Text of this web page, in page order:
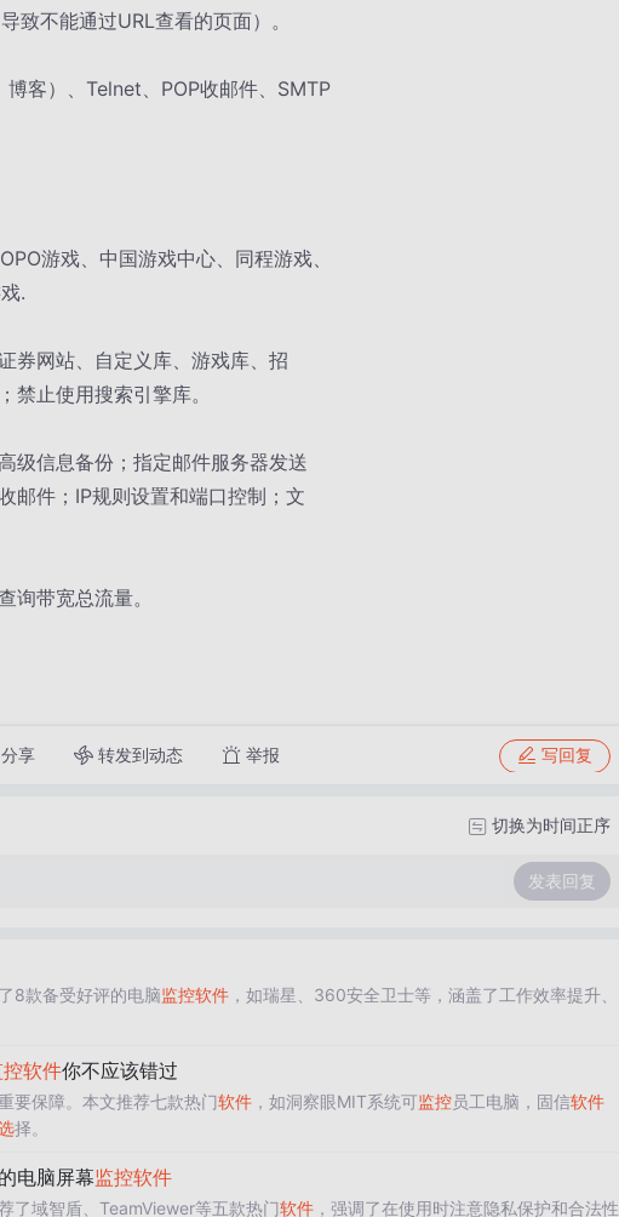
致不能通过URL查看的页面）。
客）、Telnet、POP收邮件、SMTP
游戏、中国游戏中心、同程游戏、
.
券网站、自定义库、游戏库、招
止使用搜索引擎库。
级信息备份；指定邮件服务器发送
邮件；IP规则设置和端口控制；文
询带宽总流量。
分享 转发到动态 举报 写回复
切换为时间正序
发表回复
8款备受好评的电脑监控软件，如瑞星、360安全卫士等，涵盖了工作效率提升、
软件你不应该错过
要保障。本文推荐七款热门软件，如洞察眼MIT系统可监控员工电脑，固信软件
择。
电脑屏幕监控软件
了域智盾、TeamViewer等五款热门软件，强调了在使用时注意隐私保护和合法性